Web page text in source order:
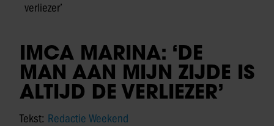
verliezer’
IMCA MARINA: ‘DE
MAN AAN MIJN ZIJDE IS
ALTIJD DE VERLIEZER’
Tekst: Redactie Weekend